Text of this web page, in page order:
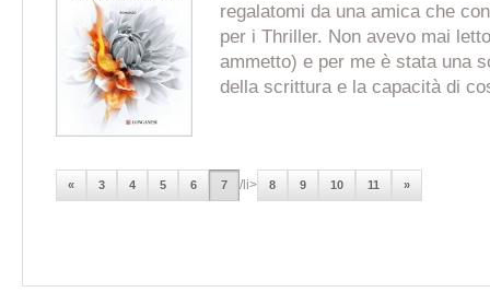
regalatomi da una amica che
per i Thriller. Non avevo mai
ammetto) e per me è stata una
della scrittura e la capacità di
« 3 4 5 6 7 /li> 8 9 10 11 »